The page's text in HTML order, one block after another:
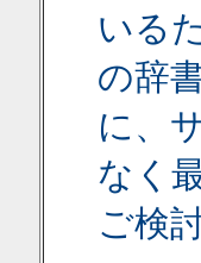
いる
の辞
に、
なく
ご検